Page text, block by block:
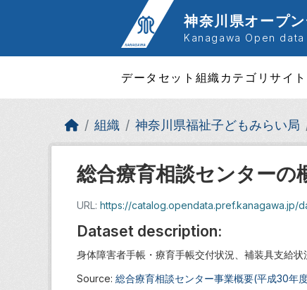
神奈川県オープ
Kanagawa Open
データセット 組織 カテゴリサイ
組織 神奈川県福祉子どもみらい局
総合療育相談センターの
URL: https://catalog.opendata.pref.kanagawa.jp/
Dataset description:
身体障害者手帳・療育手帳交付状況、補装具支給
Source: 総合療育相談センター事業概要(平成30年